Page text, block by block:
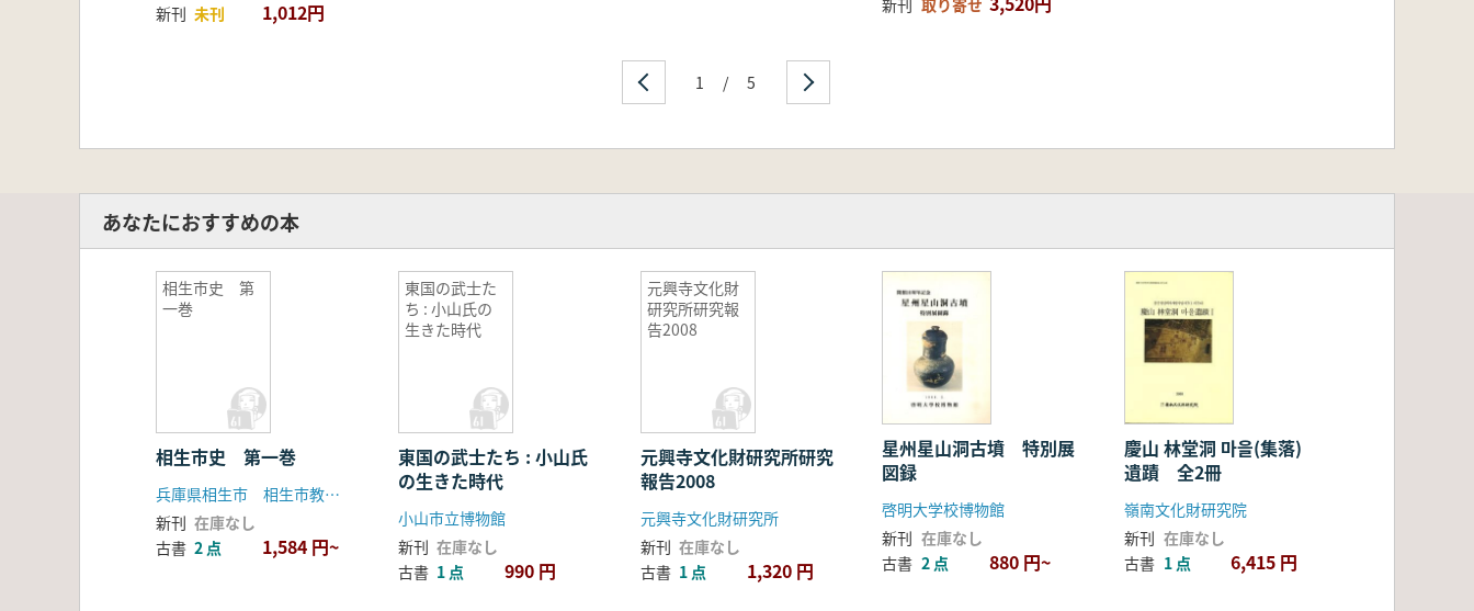
新刊 未刊 1,012円
新刊 取り寄せ
1 / 5
あなたにおすすめの本
相生市史 第
一巻
相生市史 第一巻
兵庫県相生市 相生市教育委員会
新刊 在庫なし
古書 2 点 1,584 円~
東国の武士た
ち : 小山氏の
生きた時代
東国の武士たち : 小山氏
の生きた時代
小山市立博物館
新刊 在庫なし
古書 1 点 990 円
元興寺文化財
研究所研究報
告2008
元興寺文化財研究所研究
報告2008
元興寺文化財研究所
新刊 在庫なし
古書 1 点 1,320 円
星州星山洞古墳 特別展
図録
啓明大学校博物館
新刊 在庫なし
古書 2 点 880 円~
慶山 林堂洞 마을(集落)
遺蹟 全2冊
嶺南文化財研究院
新刊 在庫なし
古書 1 点 6,415 円